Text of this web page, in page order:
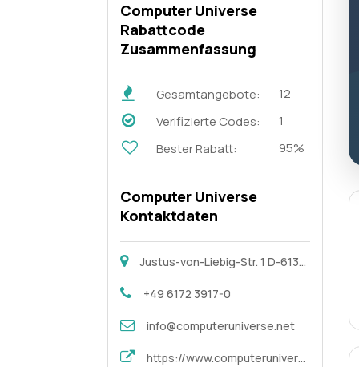
Computer Universe
Rabattcode
Zusammenfassung
Gesamtangebote:
12
Verifizierte Codes:
1
Bester Rabatt:
95%
Computer Universe
Kontaktdaten
Justus-von-Liebig-Str. 1 D-61352 Bad Homburg Germany
+49 6172 3917-0
info@computeruniverse.net
https://www.computeruniverse.net/